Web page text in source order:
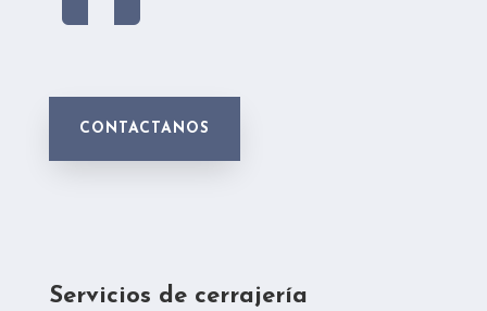
CONTACTANOS
Servicios de cerrajería